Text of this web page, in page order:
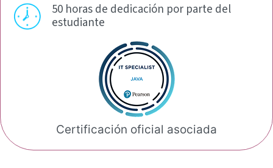
50 horas de dedicación por parte del
estudiante
Certificación oficial asociada